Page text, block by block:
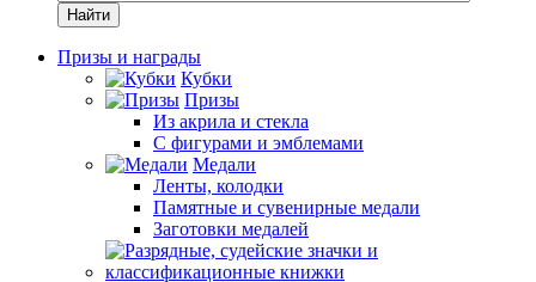
Найти
Призы и награды
Кубки
Призы
Из акрила и стекла
С фигурами и эмблемами
Медали
Ленты, колодки
Памятные и сувенирные медали
Заготовки медалей